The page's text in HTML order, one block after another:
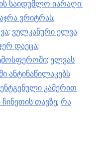
საიდუმლო იარაღი:
ვრიტრას;
; ვულკანური ელვა
დაეცა;
; ელვას
ანტინაწილაკებს
კამერით
თავზე; რა